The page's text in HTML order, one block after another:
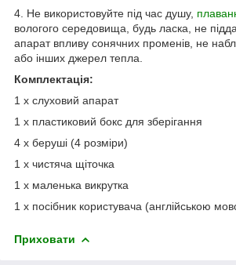
4. Не використовуйте під час душу,
вологого середовища, будь ласка, не
апарат впливу сонячних променів, не
або інших джерел тепла.
Комплектація:
1 х слуховий апарат
1 х пластиковий бокс для зберігання
4 х беруші (4 розміри)
1 х чистяча щіточка
1 х маленька викрутка
1 х посібник користувача (англійською
Приховати